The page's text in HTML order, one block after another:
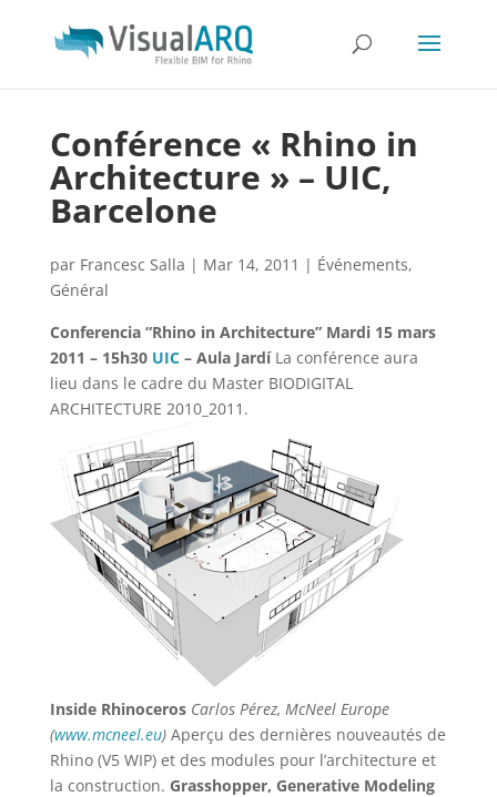
Conférence « Rhino in
Architecture » – UIC,
Barcelone
par Francesc Salla | Mar 14, 2011 | Événements,
Général
Conferencia “Rhino in Architecture” Mardi 15 mars
2011 – 15h30 UIC– Aula JardíLa conférence aura
lieu dans le cadre du Master BIODIGITAL
ARCHITECTURE 2010_2011.
Inside Rhinoceros Carlos Pérez, McNeel Europe
(www.mcneel.eu)Aperçu des dernières nouveautés de
Rhino (V5 WIP) et des modules pour l’architecture et
la construction. Grasshopper, Generative Modeling